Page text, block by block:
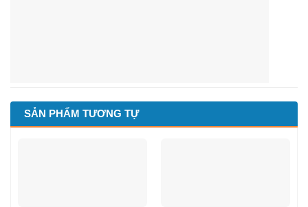
SẢN PHẨM TƯƠNG TỰ